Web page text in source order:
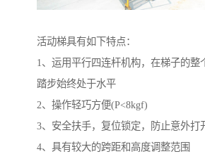
活动梯具有如下特点：
1、运用平行四连杆机构，在梯子的整
踏步始终处于水平
2、操作轻巧方便(P<8kgf)
3、安全扶手，复位锁定，防止意外打
4、具有较大的跨距和高度调整范围